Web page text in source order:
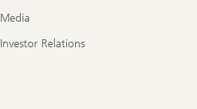
Media
Investor Relations